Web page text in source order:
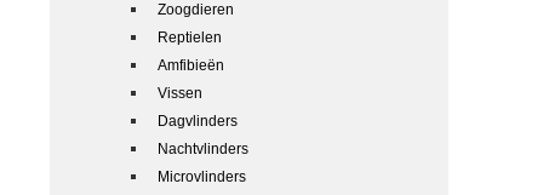
Zoogdieren
Reptielen
Amfibieën
Vissen
Dagvlinders
Nachtvlinders
Microvlinders